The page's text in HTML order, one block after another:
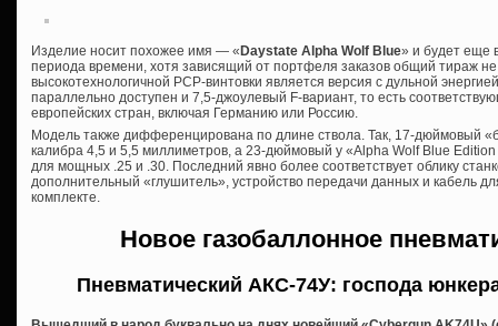
Изделие носит похожее имя — «Daystate Alpha Wolf Blue» и будет еще
периода времени, хотя зависящий от портфеля заказов общий тираж
высокотехнологичной PCP-винтовки является версия с дульной
параллельно доступен и 7,5-джоулевый F-вариант, то есть
европейских стран, включая Германию или Россию.
Модель также дифференцирована по длине ствола. Так, 17-дюймовый
калибра 4,5 и 5,5 миллиметров, а 23-дюймовый у «Alpha Wolf Blue
для мощных .25 и .30. Последний явно более соответствует облику
дополнительный «глушитель», устройство передачи данных и кабель
комплекте.
Новое газобаллонное
Пневматический АКС-74У: господа